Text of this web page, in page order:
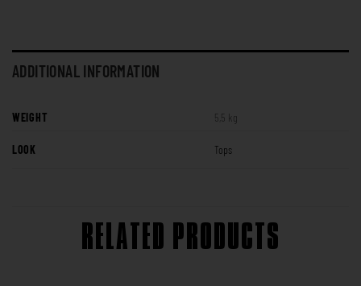
ADDITIONAL INFORMATION
WEIGHT 5,5 kg
LOOK Tops
RELATED PRODUCTS